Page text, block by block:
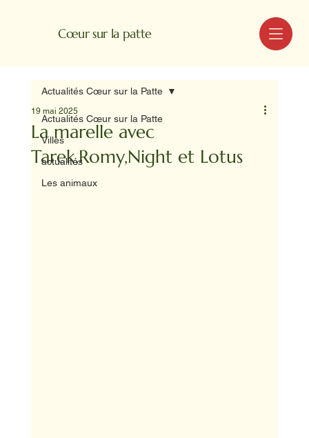
Cœur sur la patte MENU
Actualités Cœur sur la Patte
Villes
actualités
Les animaux
Actualités Cœur sur la Patte
La marelle avec
Tarek,Romy,Night et Lotus
19 mai 2025